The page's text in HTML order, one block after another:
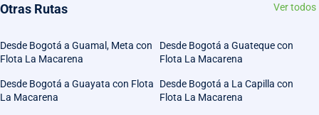
Otras Rutas Ver todos
Desde Bogotá a Guamal, Meta con
Flota La Macarena
Desde Bogotá a Guateque con
Flota La Macarena
Desde Bogotá a Guayata con Flota
La Macarena
Desde Bogotá a La Capilla con
Flota La Macarena